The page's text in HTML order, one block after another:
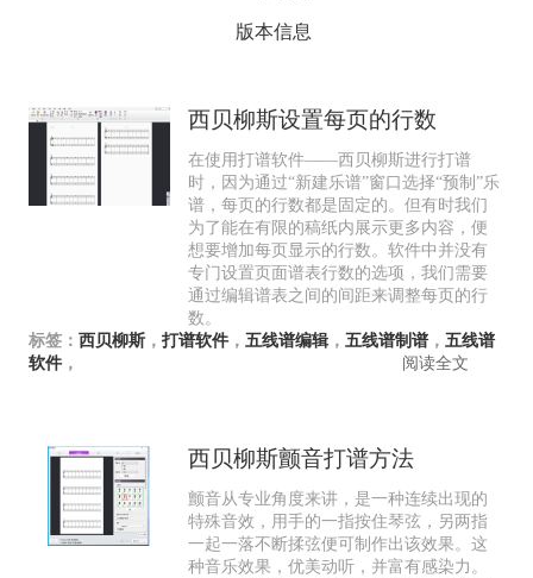
版本信息
西贝柳斯设置每页的行数
在使用打谱软件——西贝柳斯进行打谱
时，因为通过“新建乐谱”窗口选择“预制”乐
谱，每页的行数都是固定的。但有时我们
为了能在有限的稿纸内展示更多内容，便
想要增加每页显示的行数。软件中并没有
专门设置页面谱表行数的选项，我们需要
通过编辑谱表之间的间距来调整每页的行
数。
标签： 西贝柳斯， 打谱软件， 五线谱编辑， 五线谱制谱， 五线谱
软件， 阅读全文
西贝柳斯颤音打谱方法
颤音从专业角度来讲，是一种连续出现的
特殊音效，用手的一指按住琴弦，另两指
一起一落不断揉弦便可制作出该效果。这
种音乐效果，优美动听，并富有感染力。